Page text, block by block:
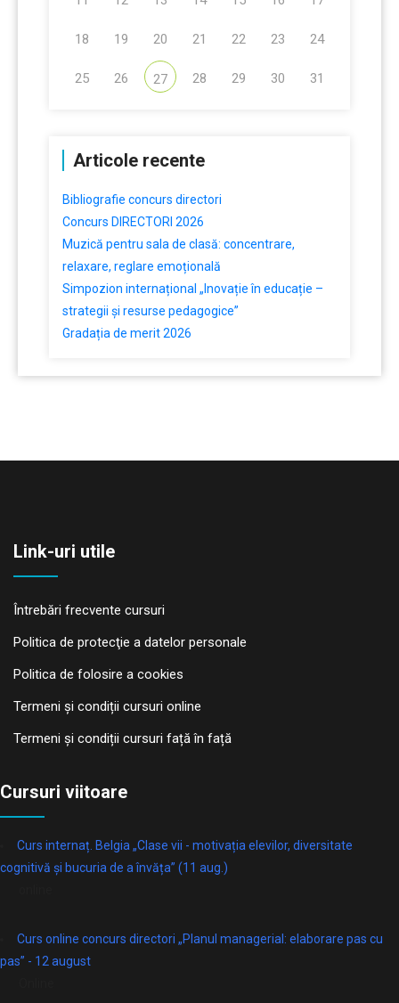
18 19 20 21 22 23 24
25 26 27 28 29 30 31
Articole recente
Bibliografie concurs directori
Concurs DIRECTORI 2026
Muzică pentru sala de clasă: concentrare,
relaxare, reglare emoțională
Simpozion internațional „Inovație în educație –
strategii și resurse pedagogice”
Gradația de merit 2026
Link-uri utile
Întrebări frecvente cursuri
Politica de protecţie a datelor personale
Politica de folosire a cookies
Termeni și condiții cursuri online
Termeni și condiții cursuri față în față
Cursuri viitoare
Curs internaț. Belgia „Clase vii - motivația elevilor, diversitate
cognitivă și bucuria de a învăța” (11 aug.)
Curs online concurs directori „Planul managerial: elaborare pas cu
pas” - 12 august